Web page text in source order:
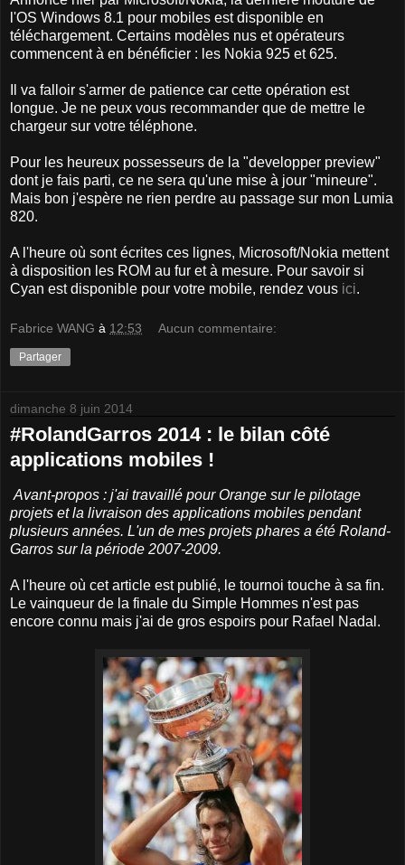
l'OS Windows 8.1 pour mobiles est disponible en
téléchargement. Certains modèles nus et opérateurs
commencent à en bénéficier : les Nokia 925 et 625.
Il va falloir s'armer de patience car cette opération est
longue. Je ne peux vous recommander que de mettre le
chargeur sur votre téléphone.
Pour les heureux possesseurs de la "developper preview"
dont je fais parti, ce ne sera qu'une mise à jour "mineure".
Mais bon j'espère ne rien perdre au passage sur mon Lumia
820.
A l'heure où sont écrites ces lignes, Microsoft/Nokia mettent
à disposition les ROM au fur et à mesure. Pour savoir si
Cyan est disponible pour votre mobile, rendez vous ici.
Fabrice WANG à 12:53 Aucun commentaire:
Partager
dimanche 8 juin 2014
#RolandGarros 2014 : le bilan côté
applications mobiles !
Avant-propos : j'ai travaillé pour Orange sur le pilotage
projets et la livraison des applications mobiles pendant
plusieurs années. L'un de mes projets phares a été Roland-
Garros sur la période 2007-2009.
A l'heure où cet article est publié, le tournoi touche à sa fin.
Le vainqueur de la finale du Simple Hommes n'est pas
encore connu mais j'ai de gros espoirs pour Rafael Nadal.